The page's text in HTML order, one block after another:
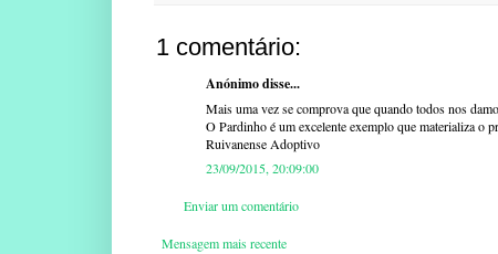
1 comentário:
Anónimo disse...
Mais uma vez se comprova que quando todos nos
O Pardinho é um excelente exemplo que materializa o
Ruivanense Adoptivo
23/09/2015, 20:09:00
Enviar um comentário
Mensagem mais recente